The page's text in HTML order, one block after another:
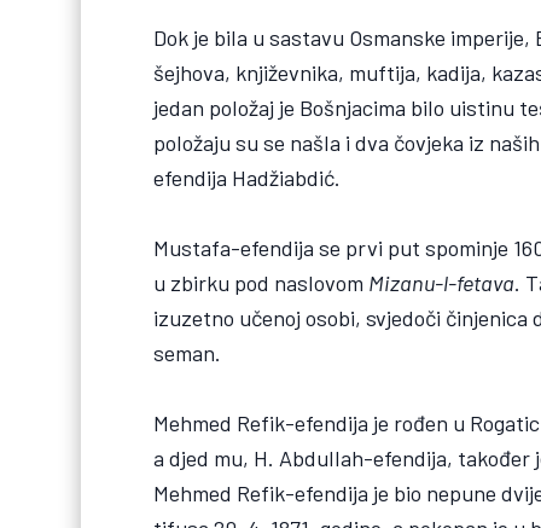
Dok je bila u sastavu Osmanske
šejhova, književnika, muftija, kadija,
jedan položaj je Bošnjacima bilo uistinu
položaju su se našla i dva čovjeka iz
efendija Hadžiabdić.
Mustafa-efendija se prvi put spominje
u zbirku pod naslovom Mizanu-l-fetava.
izuzetno učenoj osobi, svjedoči
seman.
Mehmed Refik-efendija je rođen u
a djed mu, H. Abdullah-efendija,
Mehmed Refik-efendija je bio nepune